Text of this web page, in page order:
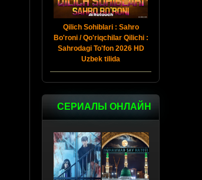
Qilich Sohiblari : Sahro
Bo'roni / Qo'riqchilar Qilichi :
Sahrodagi To'fon 2026 HD
Uzbek tilida
СЕРИАЛЫ ОНЛАЙН